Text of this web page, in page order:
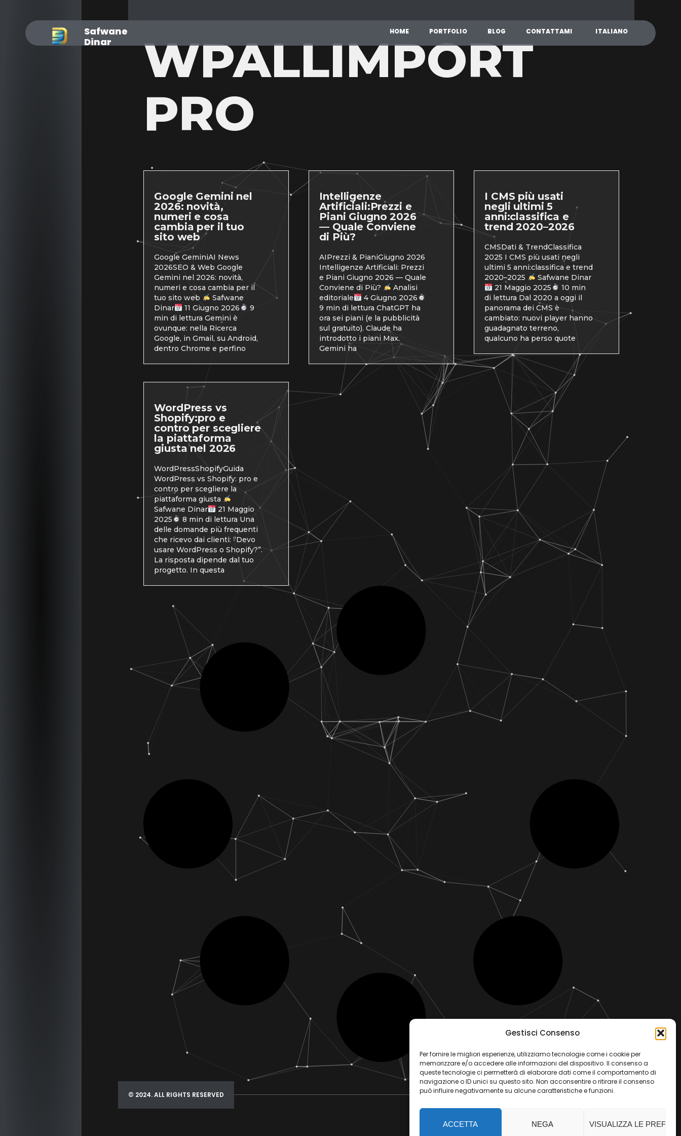
Gestisci Consenso
Per fornire le migliori esperienze, utilizziamo tecnologie come i cookie per
memorizzare e/o accedere alle informazioni del dispositivo. Il consenso a
queste tecnologie ci permetterà di elaborare dati come il comportamento di
navigazione o ID unici su questo sito. Non acconsentire o ritirare il consenso
può influire negativamente su alcune caratteristiche e funzioni.
ACCETTA NEGA VISUALIZZA LE
Safwane
Dinar
HOME PORTFOLIO BLOG CONTATTAMI ITALIANO
WPALLIMPORT
PRO
Google Gemini nel
2026: novità,
numeri e cosa
cambia per il tuo
sito web
Google GeminiAI News
2026SEO & Web Google
Gemini nel 2026: novità,
numeri e cosa cambia per il
tuo sito web
Safwane
Dinar
11 Giugno 2026
9
min di lettura Gemini è
ovunque: nella Ricerca
Google, in Gmail, su Android,
dentro Chrome e perfino
Intelligenze
Artificiali:Prezzi e
Piani Giugno 2026
— Quale Conviene
di Più?
AIPrezzi & PianiGiugno 2026
Intelligenze Artificiali: Prezzi
e Piani Giugno 2026 — Quale
Conviene di Più?
Analisi
editoriale
4 Giugno 2026
9 min di lettura ChatGPT ha
ora sei piani (e la pubblicità
sul gratuito). Claude ha
introdotto i piani Max.
Gemini ha
I CMS più usati
negli ultimi 5
anni:classifica e
trend 2020–2026
CMSDati & TrendClassifica
2025 I CMS più usati negli
ultimi 5 anni:classifica e trend
2020–2025
Safwane Dinar
21 Maggio 2025
10 min
di lettura Dal 2020 a oggi il
panorama dei CMS è
cambiato: nuovi player hanno
guadagnato terreno,
qualcuno ha perso quote
WordPress vs
Shopify:pro e
contro per scegliere
la piattaforma
giusta nel 2026
WordPressShopifyGuida
WordPress vs Shopify: pro e
contro per scegliere la
piattaforma giusta
Safwane Dinar
21 Maggio
2025
8 min di lettura Una
delle domande più frequenti
che ricevo dai clienti: “Devo
usare WordPress o Shopify?”.
La risposta dipende dal tuo
progetto. In questa
© 2024. ALL RIGHTS RESERVED